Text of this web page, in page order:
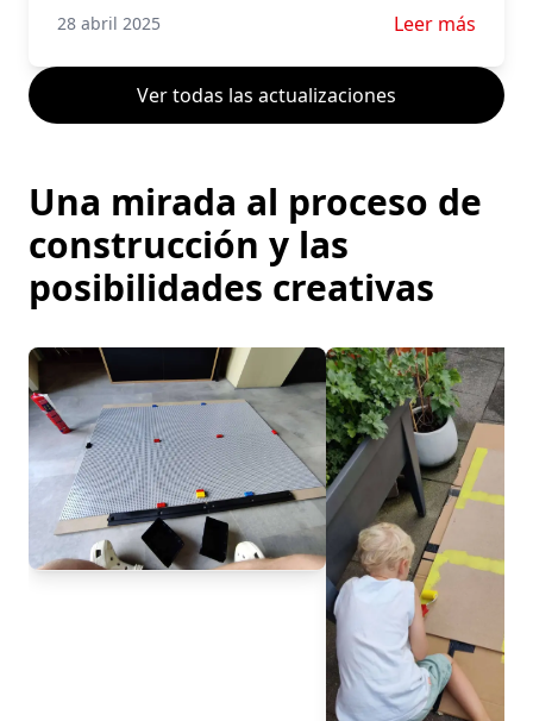
28 abril 2025 Leer más
Leer más
Ver todas las actualizaciones
Una mirada al proceso de
construcción y las
posibilidades creativas